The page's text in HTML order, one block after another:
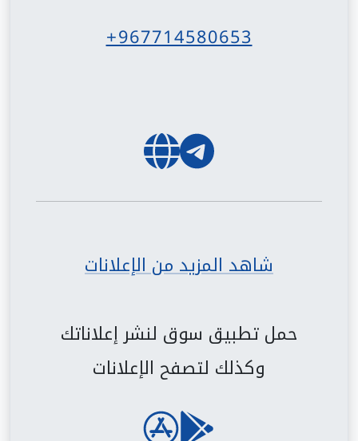
+967714580653
شاهد المزيد من الإعلانات
حمل تطبيق سوق لنشر إعلاناتك
وكذلك لتصفح الإعلانات